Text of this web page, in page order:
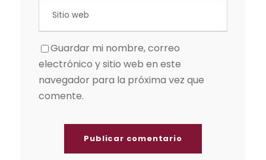
Guardar mi nombre, correo
electrónico y sitio web en este
navegador para la próxima vez que
comente.